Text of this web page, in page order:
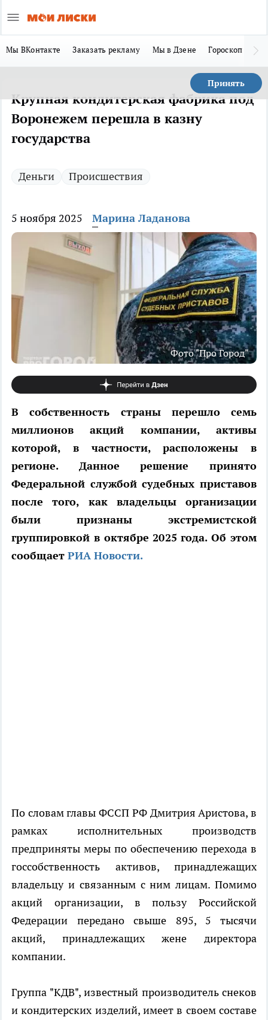
Мы ВКонтакте Заказать рекламу Мы в Дзене Гороскоп
Принять
Крупная кондитерская фабрика под
Воронежем перешла в казну
государства
Деньги Происшествия
5 ноября 2025 Марина Ладанова
Фото "Про Город"
В собственность страны перешло семь
миллионов акций компании, активы
которой, в частности, расположены в
регионе. Данное решение принято
Федеральной службой судебных приставов
после того, как владельцы организации
были признаны экстремистской
группировкой в октябре 2025 года. Об этом
сообщает РИА Новости.
По словам главы ФССП РФ Дмитрия Аристова, в
рамках исполнительных производств
предприняты меры по обеспечению перехода в
госсобственность активов, принадлежащих
владельцу и связанным с ним лицам. Помимо
акций организации, в пользу Российской
Федерации передано свыше 895, 5 тысячи
акций, принадлежащих жене директора
компании.
Группа "КДВ", известный производитель снеков
и кондитерских изделий, имеет в своем составе